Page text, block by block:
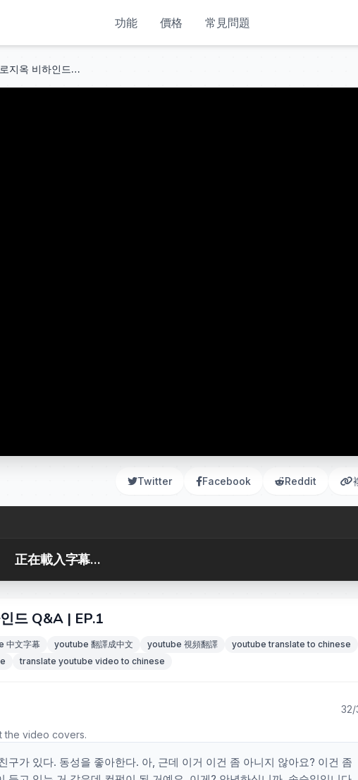
功能 價格 常見問題
빠삭하게 오늘 다 말해줄게 솔로지옥 비하인드 Q&A | EP.1
Twitter Facebook Reddit
正在載入字幕...
드 Q&A | EP.1
中文字幕 youtube 翻譯成中文 youtube 視頻翻譯
youtube translate to chinese
translate youtube video to chinese
32/
the video covers.
구가 있다. 동성을 좋아한다. 아, 근데 이거 이건 좀 아니지 않아요? 이건 좀